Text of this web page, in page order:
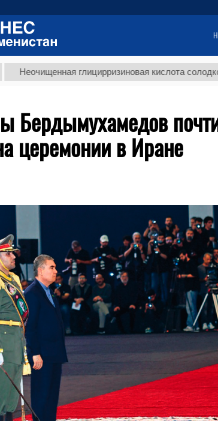
глицирризиновая кислота солодкового
Бердымухамедов
церемонии в Иране